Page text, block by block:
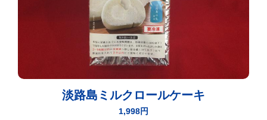
淡路島ミルクロールケーキ
1,998円